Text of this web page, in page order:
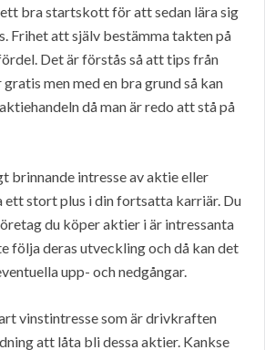
bra startskott för att sedan lära sig
Frihet att själv bestämma takten på
Det är förstås så att tips från
men med en bra grund så kan
då man är redo att stå på
brinnande intresse av aktie eller
ett stort plus i din fortsatta karriär. Du
du köper aktier i är intressanta
följa deras utveckling och då kan det
upp- och nedgångar.
vinstintresse som är drivkraften
att låta bli dessa aktier. Kankse